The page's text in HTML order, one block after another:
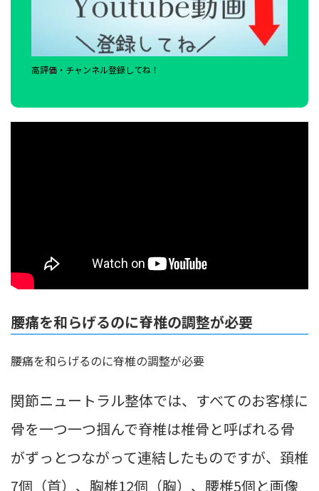
高評価・チャンネル登録してね！
腰痛を和らげるのに脊椎の調整が必要
腰痛を和らげるのに脊椎の調整が必要
関節ニュートラル整体では、すべてのお客様に
骨を一つ一つ掴んで脊椎は椎骨と呼ばれる骨
がずっとつながって連結したものですが、頚椎
7個（首）、胸椎12個（胸）、腰椎5個と画像